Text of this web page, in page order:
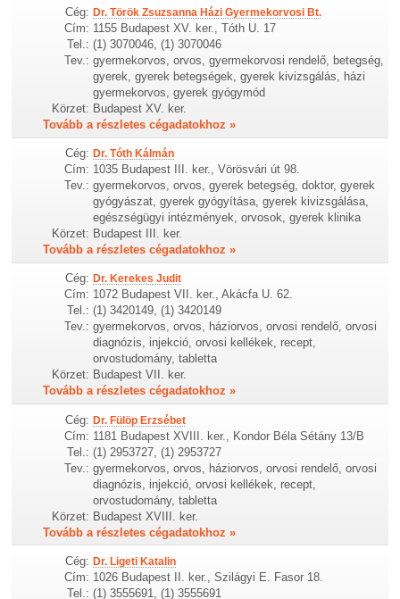
Cég: Dr. Török Zsuzsanna Házi Gyermekorvosi Bt.
Cím: 1155 Budapest XV. ker., Tóth U. 17
Tel.: (1) 3070046, (1) 3070046
Tev.: gyermekorvos, orvos, gyermekorvosi rendelő, betegség,
gyerek, gyerek betegségek, gyerek kivizsgálás, házi
gyermekorvos, gyerek gyógymód
Körzet: Budapest XV. ker.
Tovább a részletes cégadatokhoz »
Cég: Dr. Tóth Kálmán
Cím: 1035 Budapest III. ker., Vörösvári út 98.
Tev.: gyermekorvos, orvos, gyerek betegség, doktor, gyerek
gyógyászat, gyerek gyógyítása, gyerek kivizsgálása,
egészségügyi intézmények, orvosok, gyerek klinika
Körzet: Budapest III. ker.
Tovább a részletes cégadatokhoz »
Cég: Dr. Kerekes Judit
Cím: 1072 Budapest VII. ker., Akácfa U. 62.
Tel.: (1) 3420149, (1) 3420149
Tev.: gyermekorvos, orvos, háziorvos, orvosi rendelő, orvosi
diagnózis, injekció, orvosi kellékek, recept,
orvostudomány, tabletta
Körzet: Budapest VII. ker.
Tovább a részletes cégadatokhoz »
Cég: Dr. Fülöp Erzsébet
Cím: 1181 Budapest XVIII. ker., Kondor Béla Sétány 13/B
Tel.: (1) 2953727, (1) 2953727
Tev.: gyermekorvos, orvos, háziorvos, orvosi rendelő, orvosi
diagnózis, injekció, orvosi kellékek, recept,
orvostudomány, tabletta
Körzet: Budapest XVIII. ker.
Tovább a részletes cégadatokhoz »
Cég: Dr. Ligeti Katalin
Cím: 1026 Budapest II. ker., Szilágyi E. Fasor 18.
Tel.: (1) 3555691, (1) 3555691